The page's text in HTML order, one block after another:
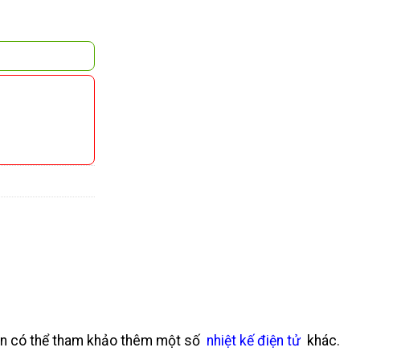
có thể tham khảo thêm một số nhiệt kế điện tử khác.